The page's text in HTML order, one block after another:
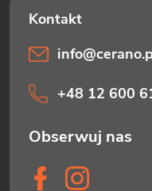
info@
+48 12 600